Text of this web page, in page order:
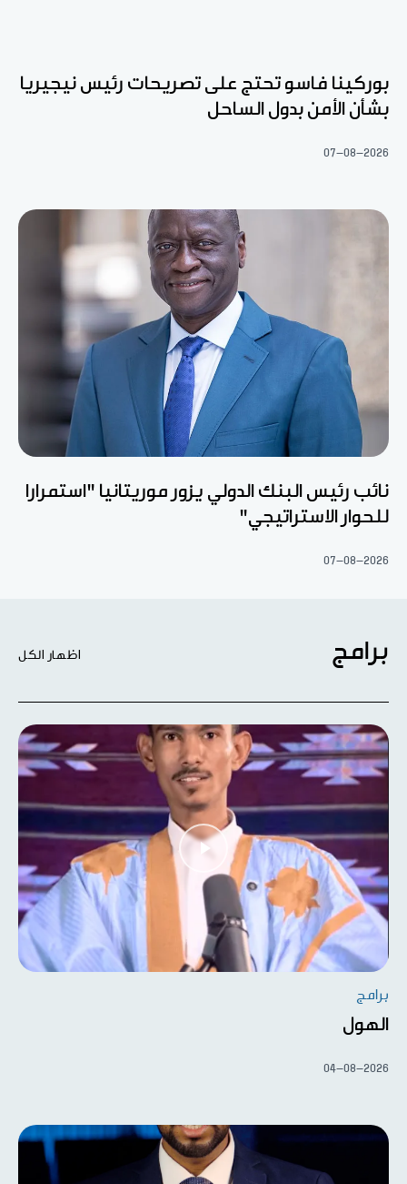
بوركينا فاسو تحتج على تصريحات رئيس نيجيريا
بشأن الأمن بدول الساحل
07-08-2026
نائب رئيس البنك الدولي يزور موريتانيا "استمرارا
للحوار الاستراتيجي"
07-08-2026
برامج اظهار الكل
برامج
الهول
04-08-2026